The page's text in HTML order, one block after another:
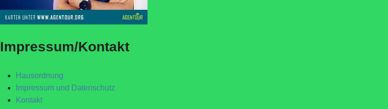
Impressum/Kontakt
Hausordnung
Impressum und Datenschutz
Kontakt